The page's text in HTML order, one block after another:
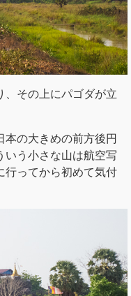
、その上にパゴダが立
本の大きめの前方後円
いう小さな山は航空写
行ってから初めて気付